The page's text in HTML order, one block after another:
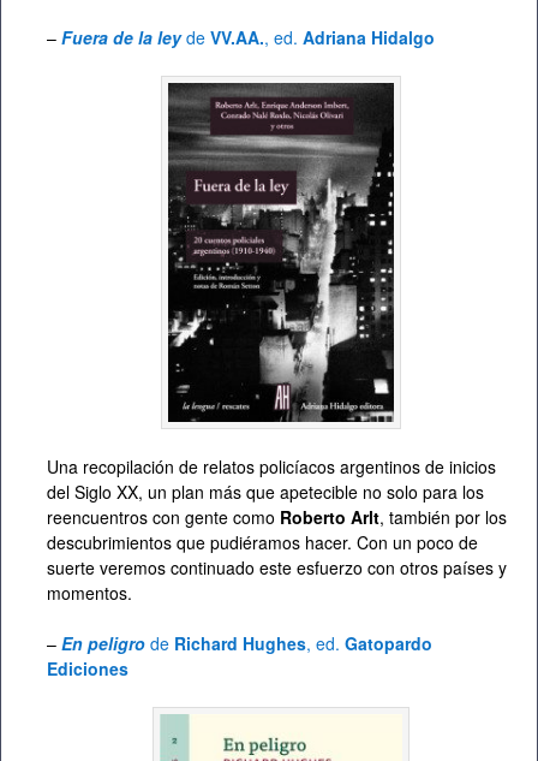
– Fuera de la leyde VV.AA., ed. Adriana Hidalgo
Una recopilación de relatos policíacos argentinos de inicios
del Siglo XX, un plan más que apetecible no solo para los
reencuentros con gente como Roberto Arlt, también por los
descubrimientos que pudiéramos hacer. Con un poco de
suerte veremos continuado este esfuerzo con otros países y
momentos.
– En peligro de Richard Hughes, ed. Gatopardo
Ediciones